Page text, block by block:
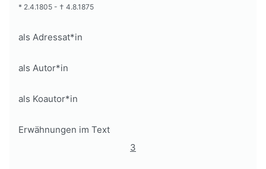
* 2.4.1805 - † 4.8.1875
als Adressat*in
als Autor*in
als Koautor*in
Erwähnungen im Text
3